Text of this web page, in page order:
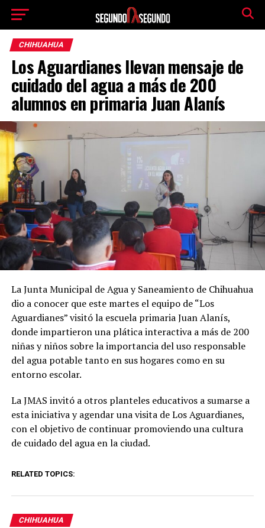
CHIHUAHUA
Los Aguardianes llevan mensaje de
cuidado del agua a más de 200
alumnos en primaria Juan Alanís
La Junta Municipal de Agua y Saneamiento de Chihuahua
dio a conocer que este martes el equipo de “Los
Aguardianes” visitó la escuela primaria Juan Alanís,
donde impartieron una plática interactiva a más de 200
niñas y niños sobre la importancia del uso responsable
del agua potable tanto en sus hogares como en su
entorno escolar.
La JMAS invitó a otros planteles educativos a sumarse a
esta iniciativa y agendar una visita de Los Aguardianes,
con el objetivo de continuar promoviendo una cultura
de cuidado del agua en la ciudad.
RELATED TOPICS:
CHIHUAHUA